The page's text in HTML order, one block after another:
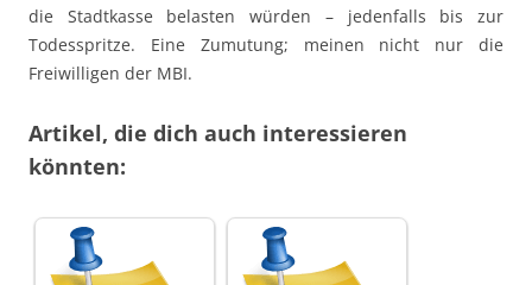
die Stadtkasse belasten würden – jedenfalls bis zur
Todesspritze. Eine Zumutung; meinen nicht nur die
Freiwilligen der MBI.
Artikel, die dich auch interessieren
könnten: